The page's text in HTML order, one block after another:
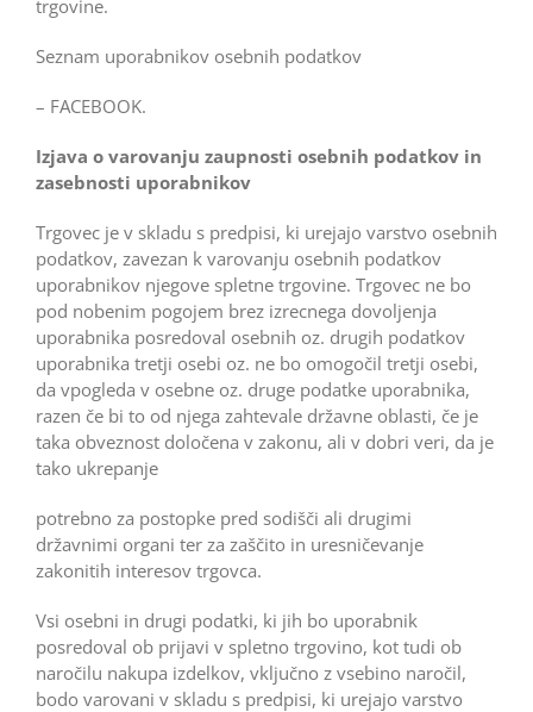
trgovine.
Seznam uporabnikov osebnih podatkov
– FACEBOOK.
Izjava o varovanju zaupnosti osebnih podatkov in
zasebnosti uporabnikov
Trgovec je v skladu s predpisi, ki urejajo varstvo osebnih
podatkov, zavezan k varovanju osebnih podatkov
uporabnikov njegove spletne trgovine. Trgovec ne bo
pod nobenim pogojem brez izrecnega dovoljenja
uporabnika posredoval osebnih oz. drugih podatkov
uporabnika tretji osebi oz. ne bo omogočil tretji osebi,
da vpogleda v osebne oz. druge podatke uporabnika,
razen če bi to od njega zahtevale državne oblasti, če je
taka obveznost določena v zakonu, ali v dobri veri, da je
tako ukrepanje
potrebno za postopke pred sodišči ali drugimi
državnimi organi ter za zaščito in uresničevanje
zakonitih interesov trgovca.
Vsi osebni in drugi podatki, ki jih bo uporabnik
posredoval ob prijavi v spletno trgovino, kot tudi ob
naročilu nakupa izdelkov, vključno z vsebino naročil,
bodo varovani v skladu s predpisi, ki urejajo varstvo